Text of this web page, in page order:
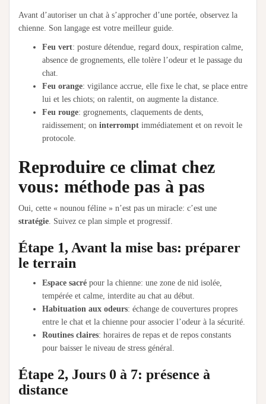
Avant d’autoriser un chat à s’approcher d’une portée, observez la
chienne. Son langage est votre meilleur guide.
Feu vert: posture détendue, regard doux, respiration calme,
absence de grognements, elle tolère l’odeur et le passage du
chat.
Feu orange: vigilance accrue, elle fixe le chat, se place entre
lui et les chiots; on ralentit, on augmente la distance.
Feu rouge: grognements, claquements de dents,
raidissement; on interrompt immédiatement et on revoit le
protocole.
Reproduire ce climat chez
vous: méthode pas à pas
Oui, cette « nounou féline » n’est pas un miracle: c’est une
stratégie . Suivez ce plan simple et progressif.
Étape 1, Avant la mise bas: préparer
le terrain
Espace sacré pour la chienne: une zone de nid isolée,
tempérée et calme, interdite au chat au début.
Habituation aux odeurs: échange de couvertures propres
entre le chat et la chienne pour associer l’odeur à la sécurité.
Routines claires: horaires de repas et de repos constants
pour baisser le niveau de stress général.
Étape 2, Jours 0 à 7: présence à
distance